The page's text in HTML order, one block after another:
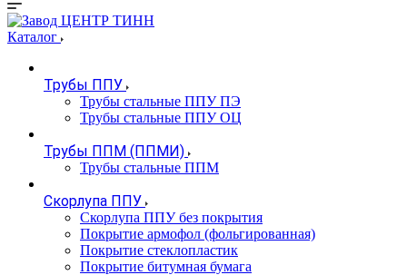
Каталог
Трубы ППУ
Трубы стальные ППУ ПЭ
Трубы стальные ППУ ОЦ
Трубы ППМ (ППМИ)
Трубы стальные ППМ
Скорлупа ППУ
Скорлупа ППУ без покрытия
Покрытие армофол (фольгированная)
Покрытие стеклопластик
Покрытие битумная бумага